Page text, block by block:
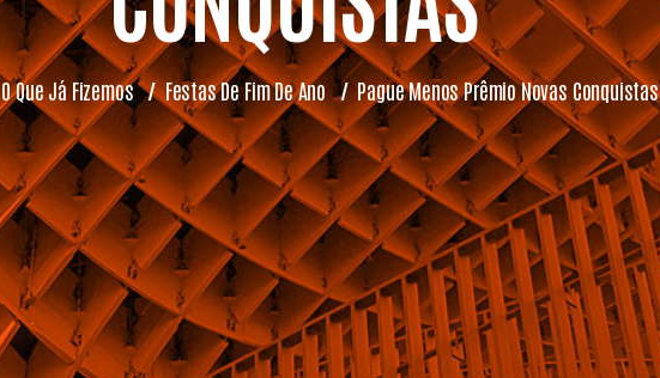
O Que Já Fizemos / Festas De Fim De Ano / Pague Menos Prêmio Novas Conquistas